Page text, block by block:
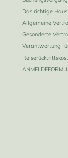
Das richtige
Allgemeine
Gesonderte
Verantwortung